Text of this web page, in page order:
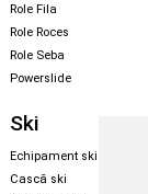
Role Fila
Role Roces
Role Seba
Powerslide
Ski
Echipament ski
Cască ski